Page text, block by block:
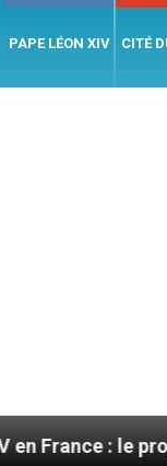
PAPE LÉON XIV CITÉ